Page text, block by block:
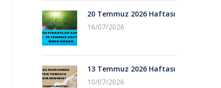
20 Temmuz 2026 Haftası
16/07/2026
13 Temmuz 2026 Haftası
10/07/2026